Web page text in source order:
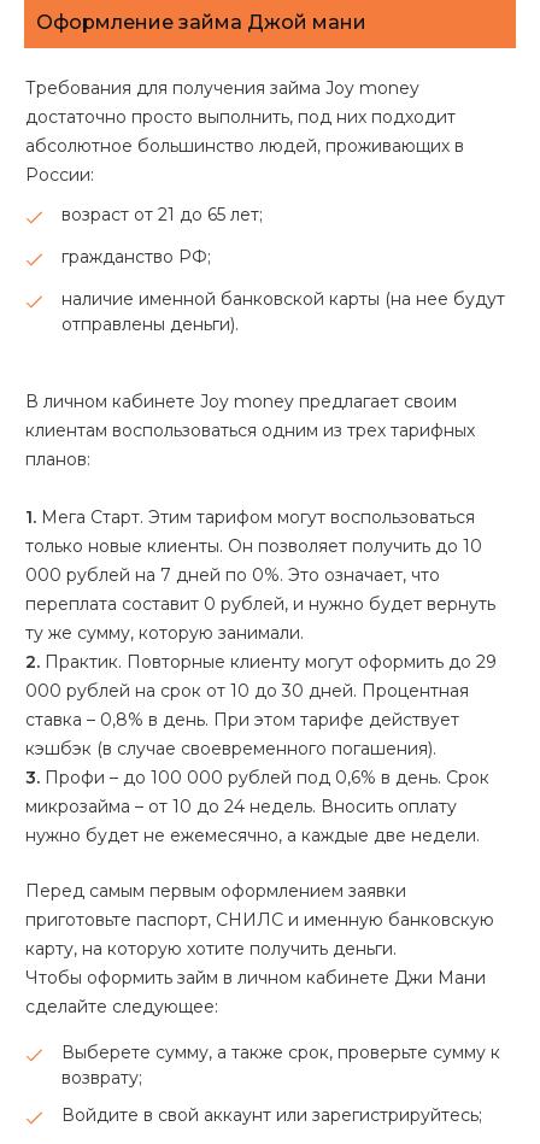
Оформление займа Джой мани
Требования для получения займа Joy money
достаточно просто выполнить, под них подходит
абсолютное большинство людей, проживающих в
России:
возраст от 21 до 65 лет;
гражданство РФ;
наличие именной банковской карты (на нее будут
отправлены деньги).
В личном кабинете Joy money предлагает своим
клиентам воспользоваться одним из трех тарифных
планов:
1. Мега Старт. Этим тарифом могут воспользоваться
только новые клиенты. Он позволяет получить до 10
000 рублей на 7 дней по 0%. Это означает, что
переплата составит 0 рублей, и нужно будет вернуть
ту же сумму, которую занимали.
2. Практик. Повторные клиенту могут оформить до 29
000 рублей на срок от 10 до 30 дней. Процентная
ставка – 0,8% в день. При этом тарифе действует
кэшбэк (в случае своевременного погашения).
3. Профи – до 100 000 рублей под 0,6% в день. Срок
микрозайма – от 10 до 24 недель. Вносить оплату
нужно будет не ежемесячно, а каждые две недели.
Перед самым первым оформлением заявки
приготовьте паспорт, СНИЛС и именную банковскую
карту, на которую хотите получить деньги.
Чтобы оформить займ в личном кабинете Джи Мани
сделайте следующее:
Выберете сумму, а также срок, проверьте сумму к
возврату;
Войдите в свой аккаунт или зарегистрируйтесь;